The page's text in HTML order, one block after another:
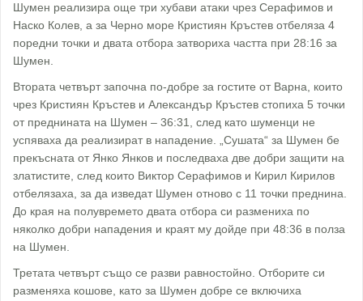
Шумен реализира още три хубави атаки чрез Серафимов и
Наско Колев, а за Черно море Кристиян Кръстев отбеляза 4
поредни точки и двата отбора затвориха частта при 28:16 за
Шумен.
Втората четвърт започна по-добре за гостите от Варна, които
чрез Кристиян Кръстев и Александър Кръстев стопиха 5 точки
от преднината на Шумен – 36:31, след като шуменци не
успяваха да реализират в нападение. „Сушата“ за Шумен бе
прекъсната от Янко Янков и последваха две добри защити на
златистите, след които Виктор Серафимов и Кирил Кирилов
отбелязаха, за да изведат Шумен отново с 11 точки преднина.
До края на полувремето двата отбора си размениха по
няколко добри нападения и краят му дойде при 48:36 в полза
на Шумен.
Третата четвърт също се разви равностойно. Oтборите си
разменяха кошове, като за Шумен добре се включиха